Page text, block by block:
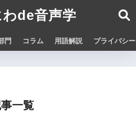
de音声学
門 コラム 用語解説 プライバシ
一覧